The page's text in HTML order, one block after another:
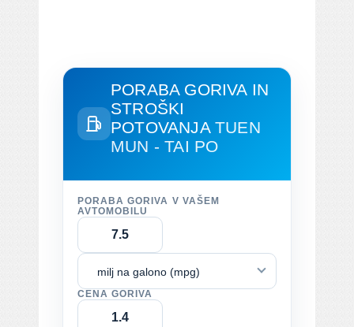
PORABA GORIVA IN
STROŠKI
POTOVANJA TUEN
MUN - TAI PO
PORABA GORIVA V VAŠEM
AVTOMOBILU
milj na galono (mpg)
CENA GORIVA